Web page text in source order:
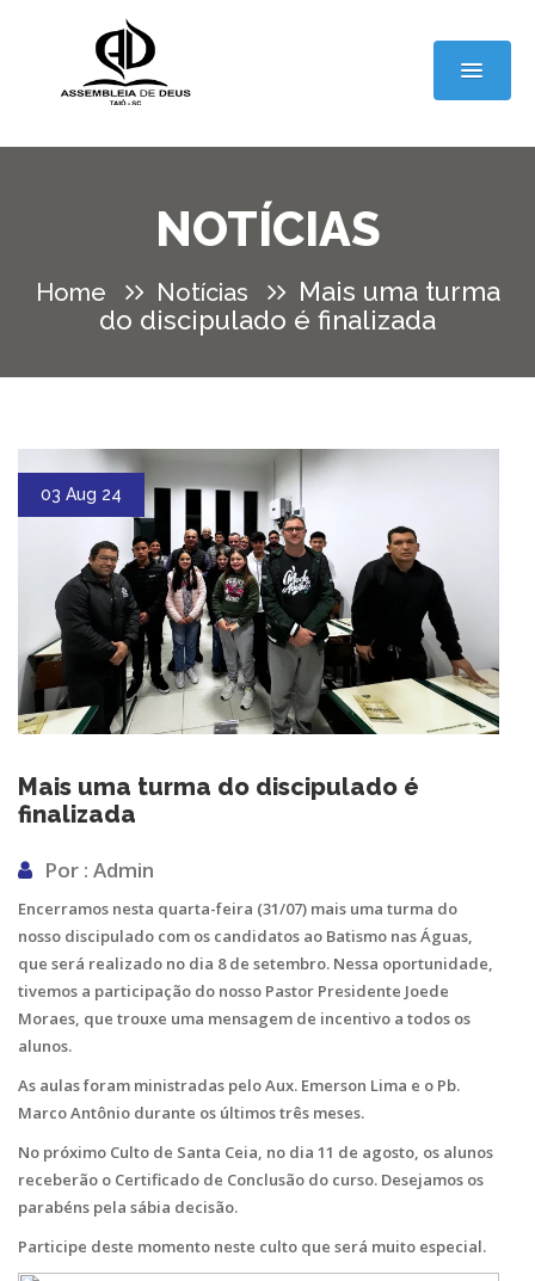
NOTÍCIAS
Home Notícias
Mais uma turma
do discipulado é finalizada
03 Aug 24
Mais uma turma do discipulado é
finalizada
Por : Admin
Encerramos nesta quarta-feira (31/07) mais uma turma do
nosso discipulado com os candidatos ao Batismo nas Águas,
que será realizado no dia 8 de setembro. Nessa oportunidade,
tivemos a participação do nosso Pastor Presidente Joede
Moraes, que trouxe uma mensagem de incentivo a todos os
alunos.
As aulas foram ministradas pelo Aux. Emerson Lima e o Pb.
Marco Antônio durante os últimos três meses.
No próximo Culto de Santa Ceia, no dia 11 de agosto, os alunos
receberão o Certificado de Conclusão do curso. Desejamos os
parabéns pela sábia decisão.
Participe deste momento neste culto que será muito especial.